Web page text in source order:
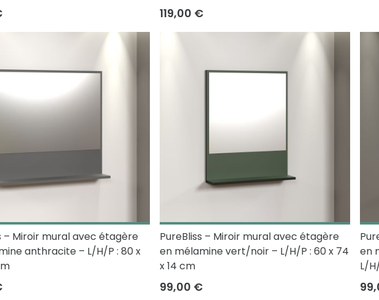
119,00 €
– Miroir mural avec étagère
anthracite – L/H/P : 80 x
PureBliss – Miroir mural avec étagère
en mélamine vert/noir – L/H/P : 60 x 74
x 14 cm
99,00 €
en
L/